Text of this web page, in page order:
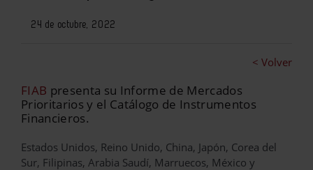
24 de octubre, 2022
< Volver
FIAB presenta su Informe de Mercados
Prioritarios y el Catálogo de Instrumentos
Financieros.
Estados Unidos, Reino Unido, China, Japón, Corea del
Sur, Filipinas, Arabia Saudí, Marruecos, México y